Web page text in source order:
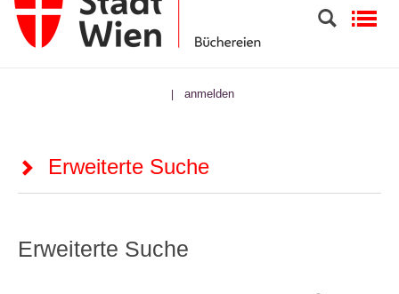
| anmelden
Erweiterte Suche
Erweiterte Suche